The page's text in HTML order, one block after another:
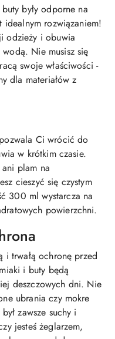
były odporne na
rozwiązaniem!
odzieży i obuwia
Nie musisz się
swoje właściwości -
dla materiałów z
Ci wrócić do
w krótkim czasie.
plam na
cieszyć się czystym
300 ml wystarcza na
powierzchni.
i trwałą ochronę przed
i buty będą
deszczowych dni. Nie
ubrania czy mokre
zawsze suchy i
jesteś żeglarzem,